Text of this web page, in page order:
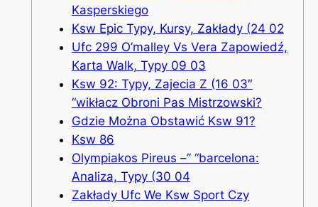
Kasperskiego
Ksw Epic Typy, Kursy, Zakłady (24 02
Ufc 299 O’malley Vs Vera Zapowiedź,
Karta Walk, Typy 09 03
Ksw 92: Typy, Zajecia Z (16 03″
“wikłacz Obroni Pas Mistrzowski?
Gdzie Można Obstawić Ksw 91?
Ksw 86
Olympiakos Pireus –” “barcelona:
Analiza, Typy (30 04
Zakłady Ufc We Ksw Sport Czy